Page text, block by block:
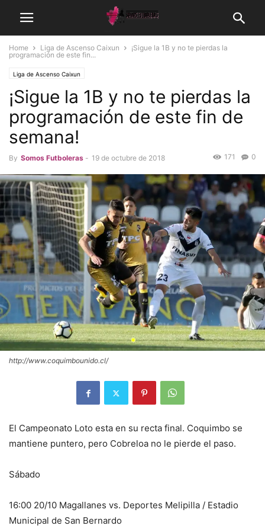
Home Liga de Ascenso Caixun
¡Sigue la 1B y no te pierdas la
programación de este fin...
Liga de Ascenso Caixun
¡Sigue la 1B y no te pierdas la
programación de este fin de
semana!
By Somos Futboleras - 19 de octubre de 2018 0
171
http://www.coquimbounido.cl/
El Campeonato Loto esta en su recta final. Coquimbo se
mantiene puntero, pero Cobreloa no le pierde el paso.
Sábado
16:00 20/10 Magallanes vs. Deportes Melipilla / Estadio
Municipal de San Bernardo